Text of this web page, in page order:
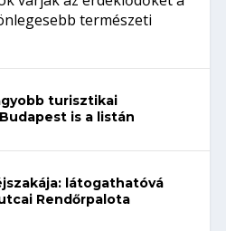
természeti
turisztikai
is a listán
látogathatóvá
Rendőrpalota